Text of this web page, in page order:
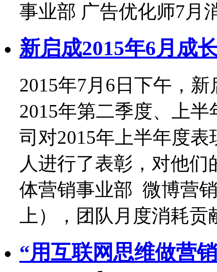
事业部 广告优化师7月
新启成2015年6月成
2015年7月6日下午，
2015年第二季度、上
司对2015年上半年度
人进行了表彰，对他
体营销事业部 微博营
上），团队月度消耗
“用互联网思维做营